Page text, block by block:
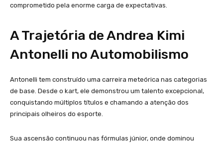
comprometido pela enorme carga de expectativas.
A Trajetória de Andrea Kimi
Antonelli no Automobilismo
Antonelli tem construído uma carreira meteórica nas categorias
de base. Desde o kart, ele demonstrou um talento excepcional,
conquistando múltiplos títulos e chamando a atenção dos
principais olheiros do esporte.
Sua ascensão continuou nas fórmulas júnior, onde dominou